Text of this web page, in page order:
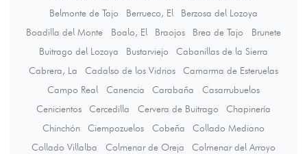
Belmonte de Tajo
Berrueco, El
Berzosa del Lozoya
Boadilla del Monte
Boalo, El Braojos Brea de Tajo
Brunete
Buitrago del Lozoya
Bustarviejo
Cabanillas de la Sierra
Cabrera, La
Cadalso de los Vidrios
Camarma de Esteruelas
Campo Real
Canencia Carabaña
Casarrubuelos
Cenicientos
Cercedilla Cervera de Buitrago
Chapinería
Chinchón
Ciempozuelos Cobeña
Collado Mediano
Collado Villalba
Colmenar de Oreja
Colmenar del Arroyo